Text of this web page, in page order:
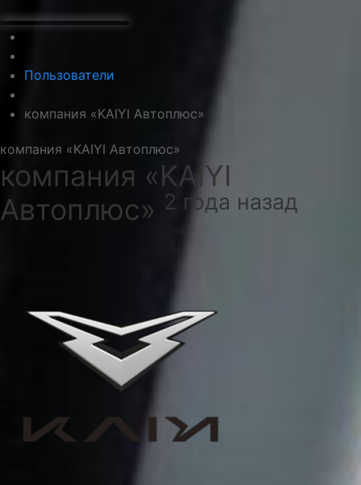
Пользователи
компания «KAIYI Автоплюс»
компания «KAIYI Автоплюс»
компания «KAIYI
Автоплюс» 2 года назад